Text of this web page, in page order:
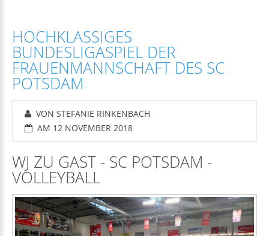
HOCHKLASSIGES
BUNDESLIGASPIEL DER
FRAUENMANNSCHAFT DES SC
POTSDAM
VON STEFANIE RINKENBACH
AM 12 NOVEMBER 2018
WJ ZU GAST - SC POTSDAM -
VOLLEYBALL